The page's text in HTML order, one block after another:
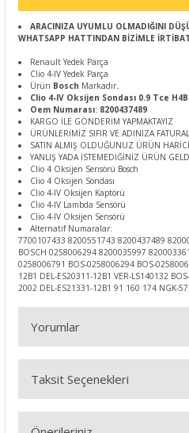
ARACINIZA UYUMLU OLMADIĞINI
WHATSAPP HATTINDAN BİZİMLE
Renault Yedek Parça
Clio 4-IV Yedek Parça
Ürün Bosch Markadır.
Clio 4-IV Oksijen Sondası 0.9 Tce
Oem Numarası: 8200437489
KARGO İLE GÖNDERİM YAPMAKTAYIZ
ÜRÜNLERİMİZ SIFIR VE ADINIZA
SATIN ALMIŞ OLDUĞUNUZ ÜRÜN
YANLIŞ YADA İSTEMEDİĞİNİZ ÜRÜN
Clio 4 Oksijen Sensörü Bosch
Clio 4 Oksijen Sondası
Clio 4-IV Oksijen Kaptörü
Clio 4-IV Lambda Sensörü
Clio 4-IV Oksijen Sensörü
Alternatif Numaralar:
7700107433 8200551743 8200437489
BOSCH 0258006294 8200035997
0258006791 BOS-0258006294 BOS-
12B1 DEL-ES20311-12B1 VER-LS140132
2002 DEL-ES21331-12B1 91 160 174 NGK-
Yorumlar
Bu ürüne ilk
Taksit Seçenekleri